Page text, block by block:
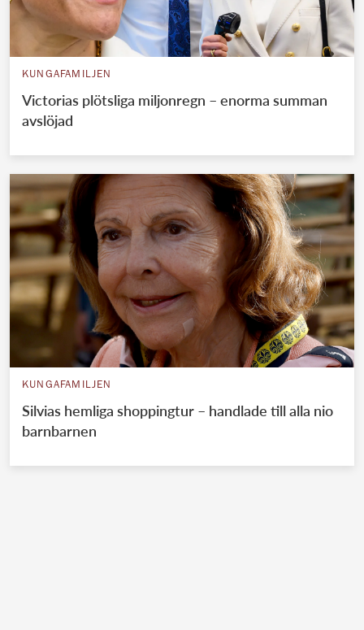
KUNGAFAMILJEN
Victorias plötsliga miljonregn – enorma summan
avslöjad
KUNGAFAMILJEN
Silvias hemliga shoppingtur – handlade till alla nio
barnbarnen